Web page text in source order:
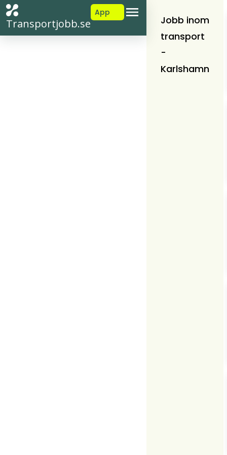
Transportjobb.se
App
Jobb inom
transport
-
Karlshamn